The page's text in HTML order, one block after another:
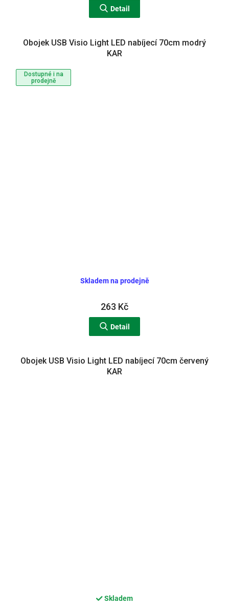
Detail
Dostupné i na
prodejně
Obojek USB Visio Light LED nabíjecí 70cm modrý
KAR
Skladem na prodejně
263 Kč
Detail
Obojek USB Visio Light LED nabíjecí 70cm červený
KAR
Skladem